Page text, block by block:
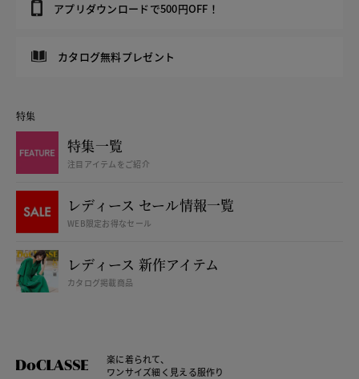
アプリダウンロードで500円OFF！
カタログ無料プレゼント
特集
特集一覧
注目アイテムをご紹介
レディース セール情報一覧
WEB限定お得なセール
レディース 新作アイテム
カタログ掲載商品
楽に着られて、
ワンサイズ細く見える服作り